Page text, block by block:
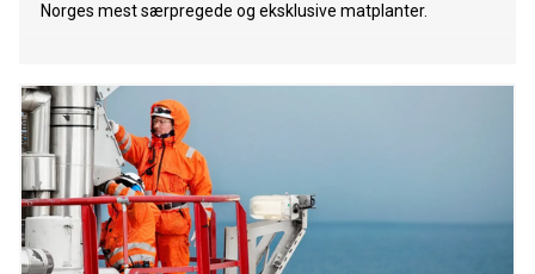
Norges mest særpregede og eksklusive matplanter.